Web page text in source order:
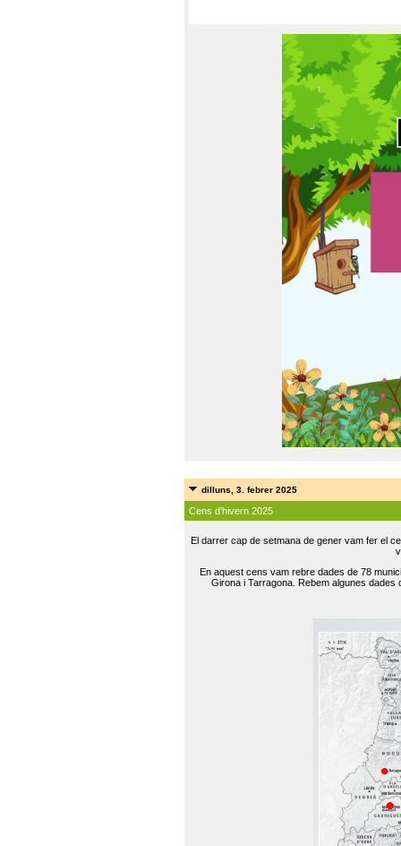
dilluns, 3. febrer 2025
Cens d'hivern 2025
El darrer cap de setmana de gener vam fer el
En aquest cens vam rebre dades de 78
Girona i Tarragona. Rebem algunes